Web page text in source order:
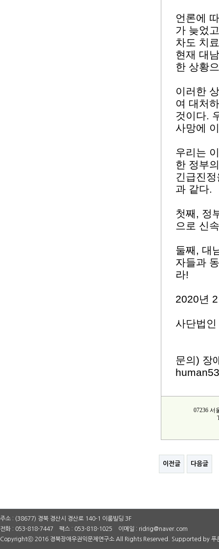
언론에
가 늦었
차도 치
현재 대
한 상황
이러한
여 대처
것이다.
사망에
우리는
한 정부
긴급진
과 같다.
첫째, 정
으로 신
둘째, 대
자들과
라!
2020년
사단법
문의) 장
07236 서
이전글 다음글
주소 : (38677) 경북 경산시 경산로 140-1 이룸빌딩 3F
전화 : 053-818-7447 팩스 : 053-818-1025 이메일 : ridrig@naver.com
Copyrightⓒ 2016 경북장애우권익문제연구소 All Rights Reserved. Supported by 푸